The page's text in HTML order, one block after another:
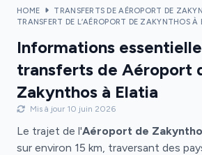
HOME
TRANSFERTS DE AÉROPORT DE
TRANSFERT DE L’AÉROPORT DE ZAKYNTHOS À
Informations
transferts de Aéroport
Zakynthos à Elatia
Mis à jour 10 juin 2026
Le trajet de l'Aéroport de
sur environ 15 km, traversant des